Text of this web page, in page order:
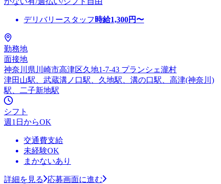
デリバリースタッフ 時給1,300円〜
勤務地
面接地
神奈川県川崎市高津区久地1-7-43 プランシェ瀧村
津田山駅、武蔵溝ノ口駅、久地駅、溝の口駅、高津(神奈川)
駅、二子新地駅
シフト
週1日からOK
交通費支給
未経験OK
まかないあり
詳細を見る 応募画面に進む